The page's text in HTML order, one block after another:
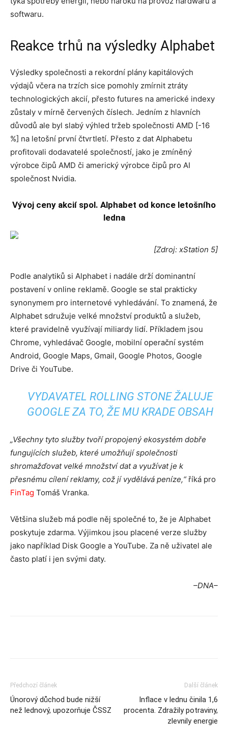
softwaru.
Reakce trhů na výsledky Alphabet
Výsledky společnosti a rekordní plány kapitálových
výdajů včera na trzích sice pomohly zmírnit ztráty
technologických akcií, přesto futures na americké indexy
zůstaly v mírně červených číslech. Jedním z hlavních
důvodů ale byl slabý výhled tržeb společnosti AMD [-16
%] na letošní první čtvrtletí. Přesto z dat Alphabetu
profitovali dodavatelé společností, jako je zmíněný
výrobce čipů AMD či americký výrobce čipů pro AI
společnost Nvidia.
Vývoj ceny akcií spol. Alphabet od konce letošního
ledna
[Zdroj: xStation 5]
Podle analytiků si Alphabet i nadále drží dominantní
postavení v online reklamě. Google se stal prakticky
synonymem pro internetové vyhledávání. To znamená, že
Alphabet sdružuje velké množství produktů a služeb,
které pravidelně využívají miliardy lidí. Příkladem jsou
Chrome, vyhledávač Google, mobilní operační systém
Android, Google Maps, Gmail, Google Photos, Google
Drive či YouTube.
VYDAVATEL ROLLING STONE ŽALUJE
GOOGLE ZA TO, ŽE MU KRADE OBSAH
„Všechny tyto služby tvoří propojený ekosystém dobře
fungujících služeb, které umožňují společnosti
shromažďovat velké množství dat a využívat je k
přesnému cílení reklamy, což jí vydělává peníze,“říká pro
FinTag Tomáš Vranka.
Většina služeb má podle něj společné to, že je Alphabet
poskytuje zdarma. Výjimkou jsou placené verze služby
jako například Disk Google a YouTube. Za ně uživatel ale
často platí i jen svými daty.
–DNA–
Předchozí článek
Únorový důchod bude nižší
než lednový, upozorňuje ČSSZ
Další článek
Inflace v lednu činila 1,6
procenta. Zdražily potraviny,
zlevnily energie